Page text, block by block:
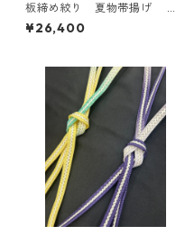
板締め絞り 夏物帯揚げ ＜
和小物さくら＞ SOA-93（D
B・R ）
¥26,400